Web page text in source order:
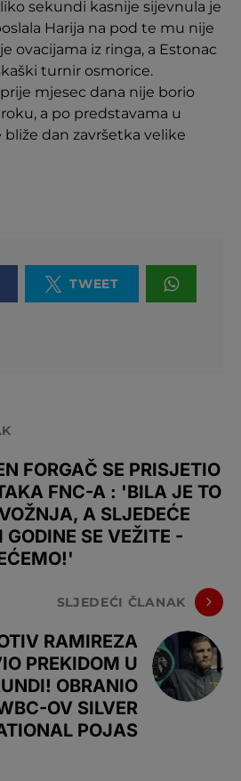
sekundi kasnije sijevnula je
Harija na pod te mu nije
ovacijama iz ringa, a Estonac
turnir osmorice.
mjesec dana nije borio
a po predstavama u
dan završetka velike
TWEET
FORGAČ SE PRISJETIO
FNC-A : 'BILA JE TO
A SLJEDEĆE
GODINE SE VEŽITE -
SLJEDEĆI ČLANAK
RAMIREZA
PREKIDOM U
OBRANIO
OV SILVER
POJAS